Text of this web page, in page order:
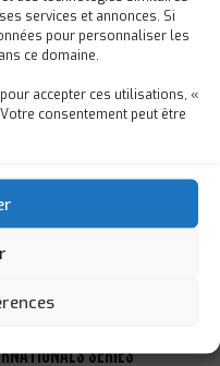
services et annonces. Si
pour personnaliser les
ce domaine.
accepter ces utilisations, «
consentement peut être
2026/2027 SONT
L’ASCENSION DE
DE FIN
SERIES